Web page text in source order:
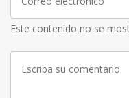
electrónico
Este contenido no se